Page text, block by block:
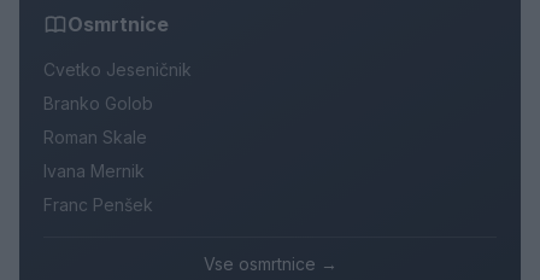
Osmrtnice
Cvetko Jeseničnik
Branko Golob
Roman Skale
Ivana Mernik
Franc Penšek
Vse osmrtnice →